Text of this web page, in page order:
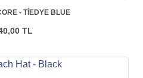
- TIEDYE BLUE
TL